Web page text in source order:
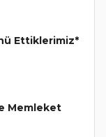
Ettiklerimiz*
Memleket